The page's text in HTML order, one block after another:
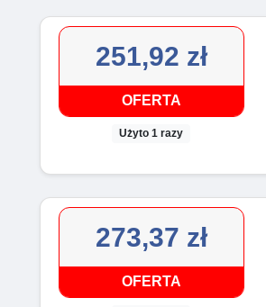
251,92 zł
OFERTA
Użyto 1 razy
273,37 zł
OFERTA